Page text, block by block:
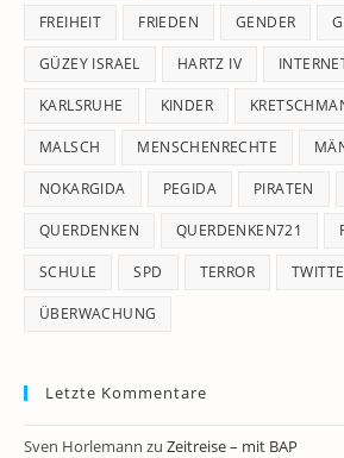
FREIHEIT FRIEDEN GENDER
GÜZEY ISRAEL HARTZ IV
KARLSRUHE KINDER
MALSCH MENSCHENRECHTE
NOKARGIDA PEGIDA PIRATEN
QUERDENKEN QUERDENKEN721
SCHULE SPD TERROR
ÜBERWACHUNG
Letzte Kommentare
Sven Horlemann zu Zeitreise – mit BAP